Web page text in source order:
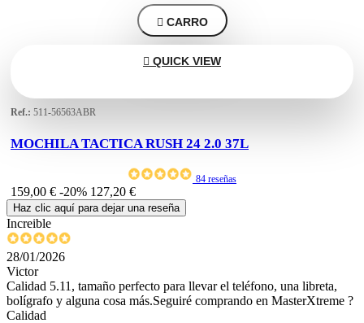
 CARRO
 QUICK VIEW
Ref.: 511-56563ABR
MOCHILA TACTICA RUSH 24 2.0 37L
84 reseñas
159,00 € -20% 127,20 €
Haz clic aquí para dejar una reseña
Increible
28/01/2026
Victor
Calidad 5.11, tamaño perfecto para llevar el teléfono, una libreta,
bolígrafo y alguna cosa más.Seguiré comprando en MasterXtreme ?
Calidad